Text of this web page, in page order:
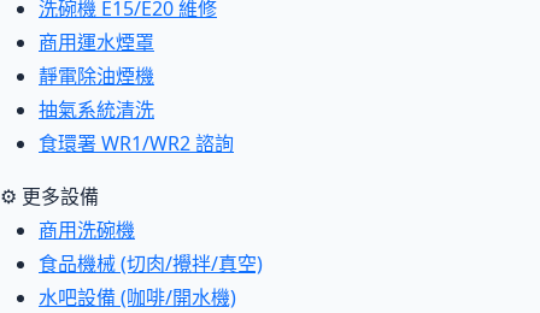
洗碗機 E15/E20 維修
商用運水煙罩
靜電除油煙機
抽氣系統清洗
食環署 WR1/WR2 諮詢
⚙ 更多設備
商用洗碗機
食品機械 (切肉/攪拌/真空)
水吧設備 (咖啡/開水機)